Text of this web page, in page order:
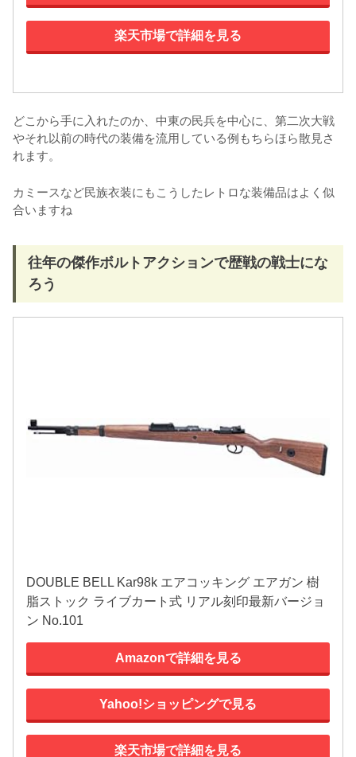
楽天市場で詳細を見る
どこから手に入れたのか、中東の民兵を中心に、第二次大戦
やそれ以前の時代の装備を流用している例もちらほら散見さ
れます。
カミースなど民族衣装にもこうしたレトロな装備品はよく似
合いますね
往年の傑作ボルトアクションで歴戦の戦士にな
ろう
DOUBLE BELL Kar98k エアコッキング エアガン 樹
脂ストック ライブカート式 リアル刻印最新バージョ
ン No.101
Amazonで詳細を見る
Yahoo!ショッピングで見る
楽天市場で詳細を見る